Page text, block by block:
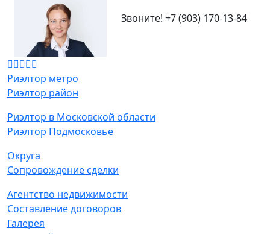
Звоните! +7 (903) 170-13-84
Риэлтор метро
Риэлтор район
Риэлтор в Московской области
Риэлтор Подмосковье
Округа
Сопровождение сделки
Агентство недвижимости
Составление договоров
Галерея